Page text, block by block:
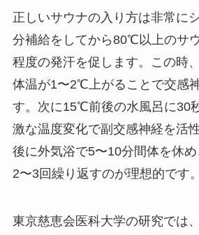
正しいサウナの入り方は非常に
分補給をしてから80℃以上のサ
程度の発汗を促します。この時
体温が1〜2℃上がることで交感
す。次に15℃前後の水風呂に30
激な温度変化で副交感神経を活
後に外気浴で5〜10分間体を休
2〜3回繰り返すのが理想的です。
東京慈恵会医科大学の研究では